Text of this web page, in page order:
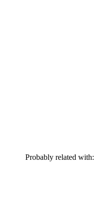
Probably related with: